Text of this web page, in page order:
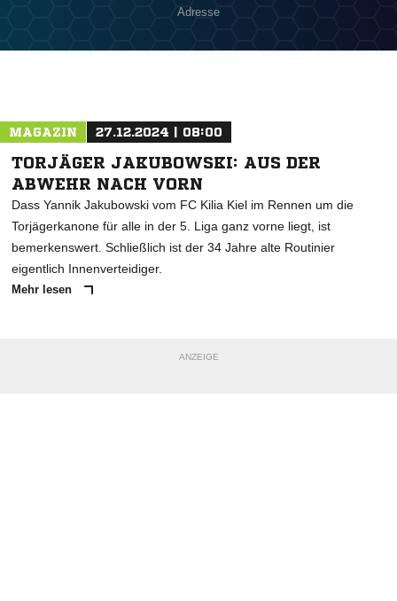
Adresse
MAGAZIN 27.12.2024 | 08:00
TORJÄGER JAKUBOWSKI: AUS DER
ABWEHR NACH VORN
Dass Yannik Jakubowski vom FC Kilia Kiel im Rennen um die
Torjägerkanone für alle in der 5. Liga ganz vorne liegt, ist
bemerkenswert. Schließlich ist der 34 Jahre alte Routinier
eigentlich Innenverteidiger.
Mehr lesen
ANZEIGE